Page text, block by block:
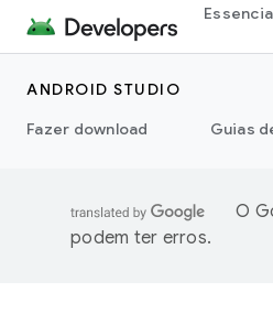
ANDROID STUDIO
Fazer download
Guias
O
podem ter erros.